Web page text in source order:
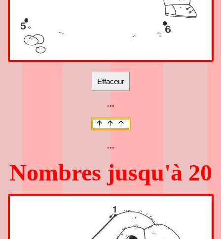
...
...
Nombres jusqu'à 20